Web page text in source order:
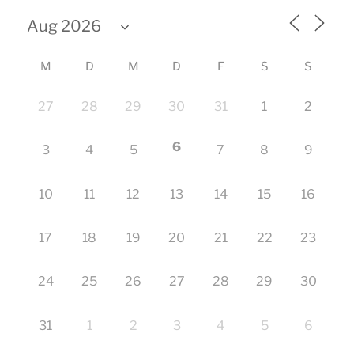
M D M D F S S
27 28 29 30 31 1 2
3 4 5 6 7 8 9
10 11 12 13 14 15 16
17 18 19 20 21 22 23
24 25 26 27 28 29 30
31 1 2 3 4 5 6